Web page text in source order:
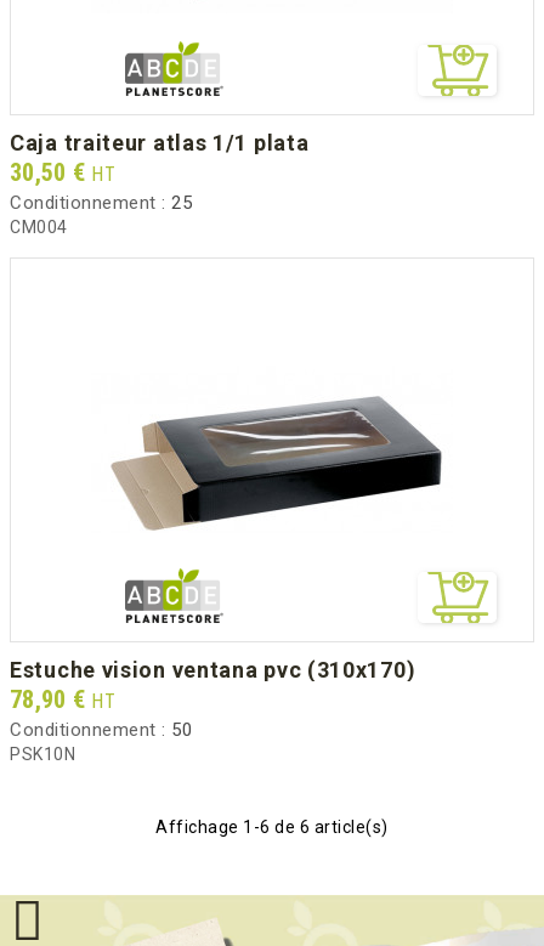
caja traiteur atlas 1/1 plata
Prix
30,50 € HT
Conditionnement : 25
CM004
estuche vision ventana pvc (310x170)
Prix
78,90 € HT
Conditionnement : 50
PSK10N
Affichage 1-6 de 6 article(s)